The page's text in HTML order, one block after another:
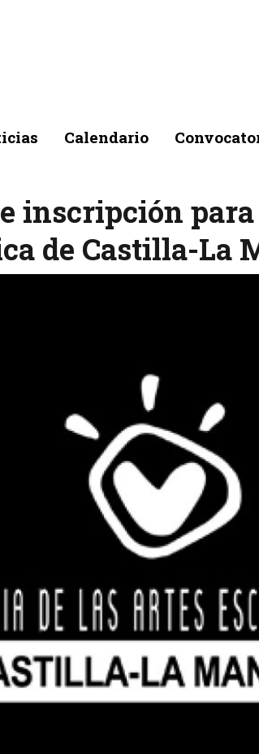
Calendario
inscripción
de Castilla-La